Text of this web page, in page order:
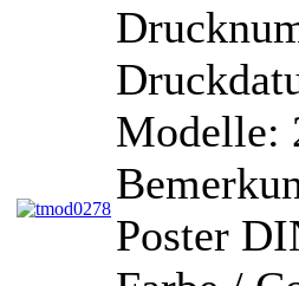
Modelle:
Poster